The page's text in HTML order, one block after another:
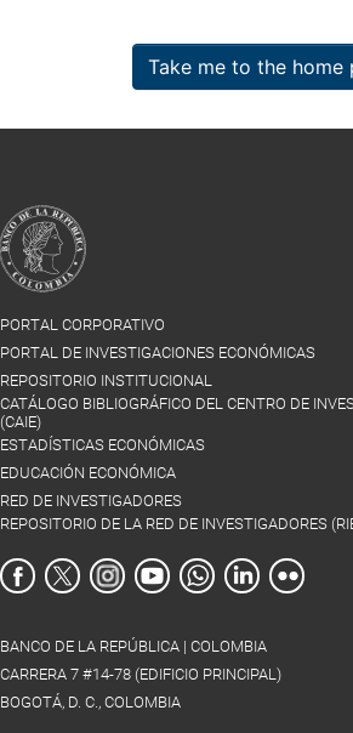
Take me to the home
PORTAL CORPORATIVO
PORTAL DE INVESTIGACIONES ECONÓMICAS
REPOSITORIO INSTITUCIONAL
CATÁLOGO BIBLIOGRÁFICO DEL CENTRO DE
(CAIE)
ESTADÍSTICAS ECONÓMICAS
EDUCACIÓN ECONÓMICA
RED DE INVESTIGADORES
REPOSITORIO DE LA RED DE INVESTIGADORES
BANCO DE LA REPÚBLICA | COLOMBIA
CARRERA 7 #14-78 (EDIFICIO PRINCIPAL)
BOGOTÁ, D. C., COLOMBIA